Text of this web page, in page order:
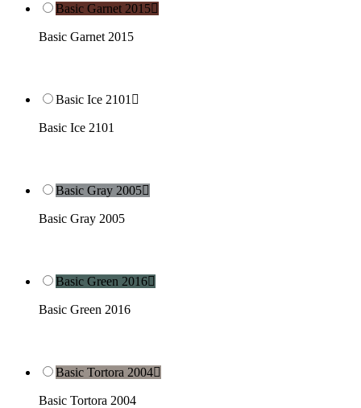
Basic Garnet 2015
Basic Garnet 2015
Basic Ice 2101 
Basic Ice 2101
Basic Gray 2005
Basic Gray 2005
Basic Green 2016
Basic Green 2016
Basic Tortora 2004
Basic Tortora 2004